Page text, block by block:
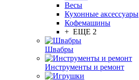
Весы
Кухонные аксессуары
Кофемашины
+ ЕЩЕ 2
Швабры
Инструменты и ремонт